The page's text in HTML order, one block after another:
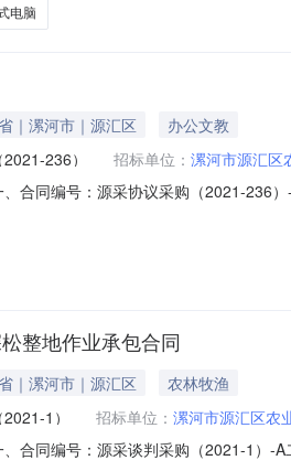
电脑
｜漯河市｜源汇区
办公文教
236） 招标单位： 漯河市源汇区
合同编号：源采协议采购（2021-236
址：漯河市源汇区人民路新天地步行
整地作业承包合同
｜漯河市｜源汇区
农林牧渔
1） 招标单位： 漯河市源汇区农
合同编号：源采谈判采购（2021-1）-